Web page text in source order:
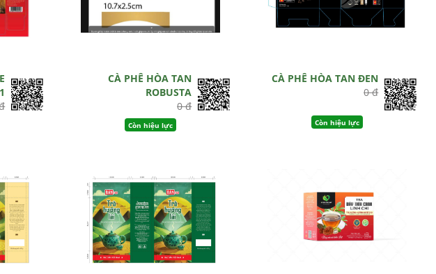
CÀ PHÊ HÒA TAN
ROBUSTA
0 đ
Còn hiệu lực
CÀ PHÊ HÒA TAN ĐEN
0 đ
Còn hiệu lực